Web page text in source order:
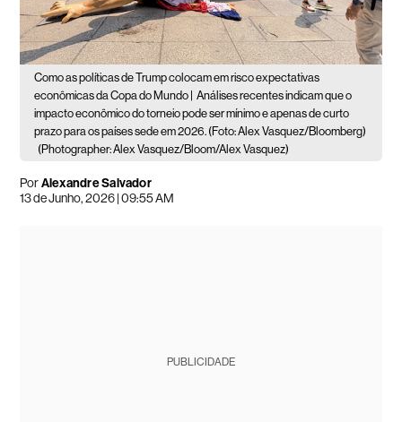
Como as políticas de Trump colocam em risco expectativas
econômicas da Copa do Mundo |
Análises recentes indicam que o
impacto econômico do torneio pode ser mínimo e apenas de curto
prazo para os países sede em 2026. (Foto: Alex Vasquez/Bloomberg)
(Photographer: Alex Vasquez/Bloom/Alex Vasquez)
PorAlexandre Salvador
13 de Junho, 2026 | 09:55 AM
PUBLICIDADE